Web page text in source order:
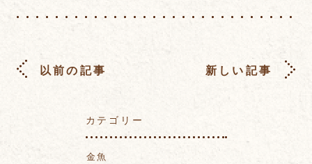
以前の記事 新しい記事
カテゴリー
金魚